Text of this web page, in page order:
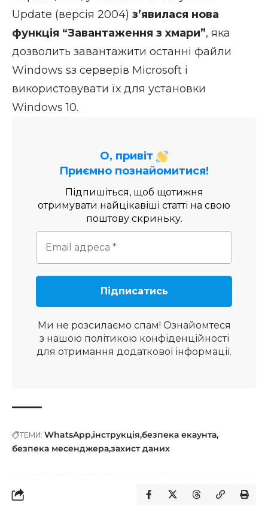
Update (версія 2004) з’явилася нова
функція “Завантаження з хмари”, яка
дозволить завантажити останні файли
Windows sз серверів Microsoft і
використовувати їх для установки
Windows 10.
О, привіт
Приємно познайомитися!
Підпишіться, щоб щотижня
отримувати найцікавіші статті на свою
поштову скриньку.
Ми не розсилаємо спам! Ознайомтеся
з нашою політикою конфіденційності
для отримання додаткової інформації.
ТЕМИ: WhatsApp інструкція безпека екаунта
безпека месенджеразахист даних